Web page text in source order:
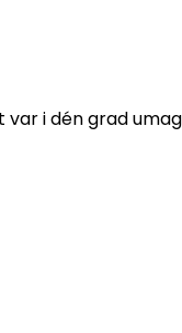
var i dén grad